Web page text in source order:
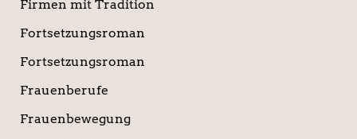
Firmen mit Tradition
Fortsetzungsroman
Fortsetzungsroman
Frauenberufe
Frauenbewegung